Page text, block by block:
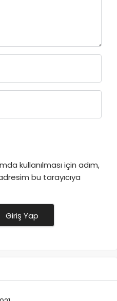
kullanılması için adım,
bu tarayıcıya
Giriş Yap